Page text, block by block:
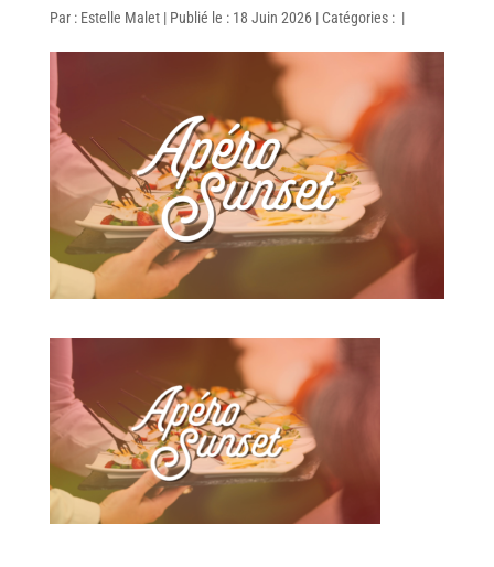
Par : Estelle Malet | Publié le : 18 Juin 2026 | Catégories : |